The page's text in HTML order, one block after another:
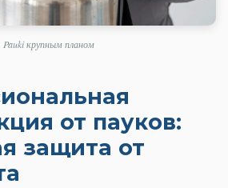
Pauki крупным планом
от пауков:
защита от